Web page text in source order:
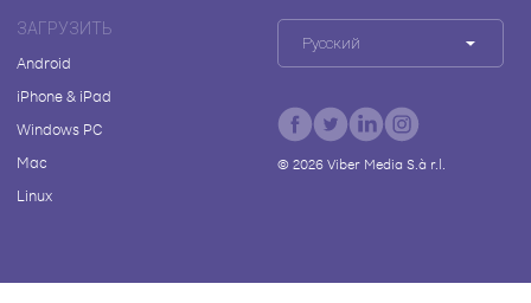
ЗАГРУЗИТЬ
Android
iPhone & iPad
Windows PC
Mac
Linux
Русский
© 2026Viber Media S.à r.l.